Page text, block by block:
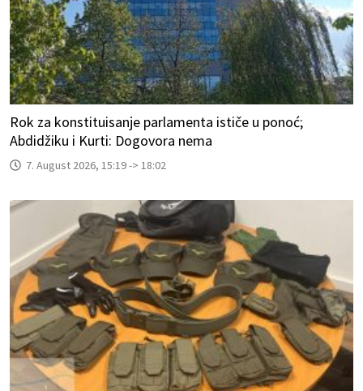
Rok za konstituisanje parlamenta ističe u ponoć;
Abdidžiku i Kurti: Dogovora nema
7. August 2026, 15:19 -> 18:02